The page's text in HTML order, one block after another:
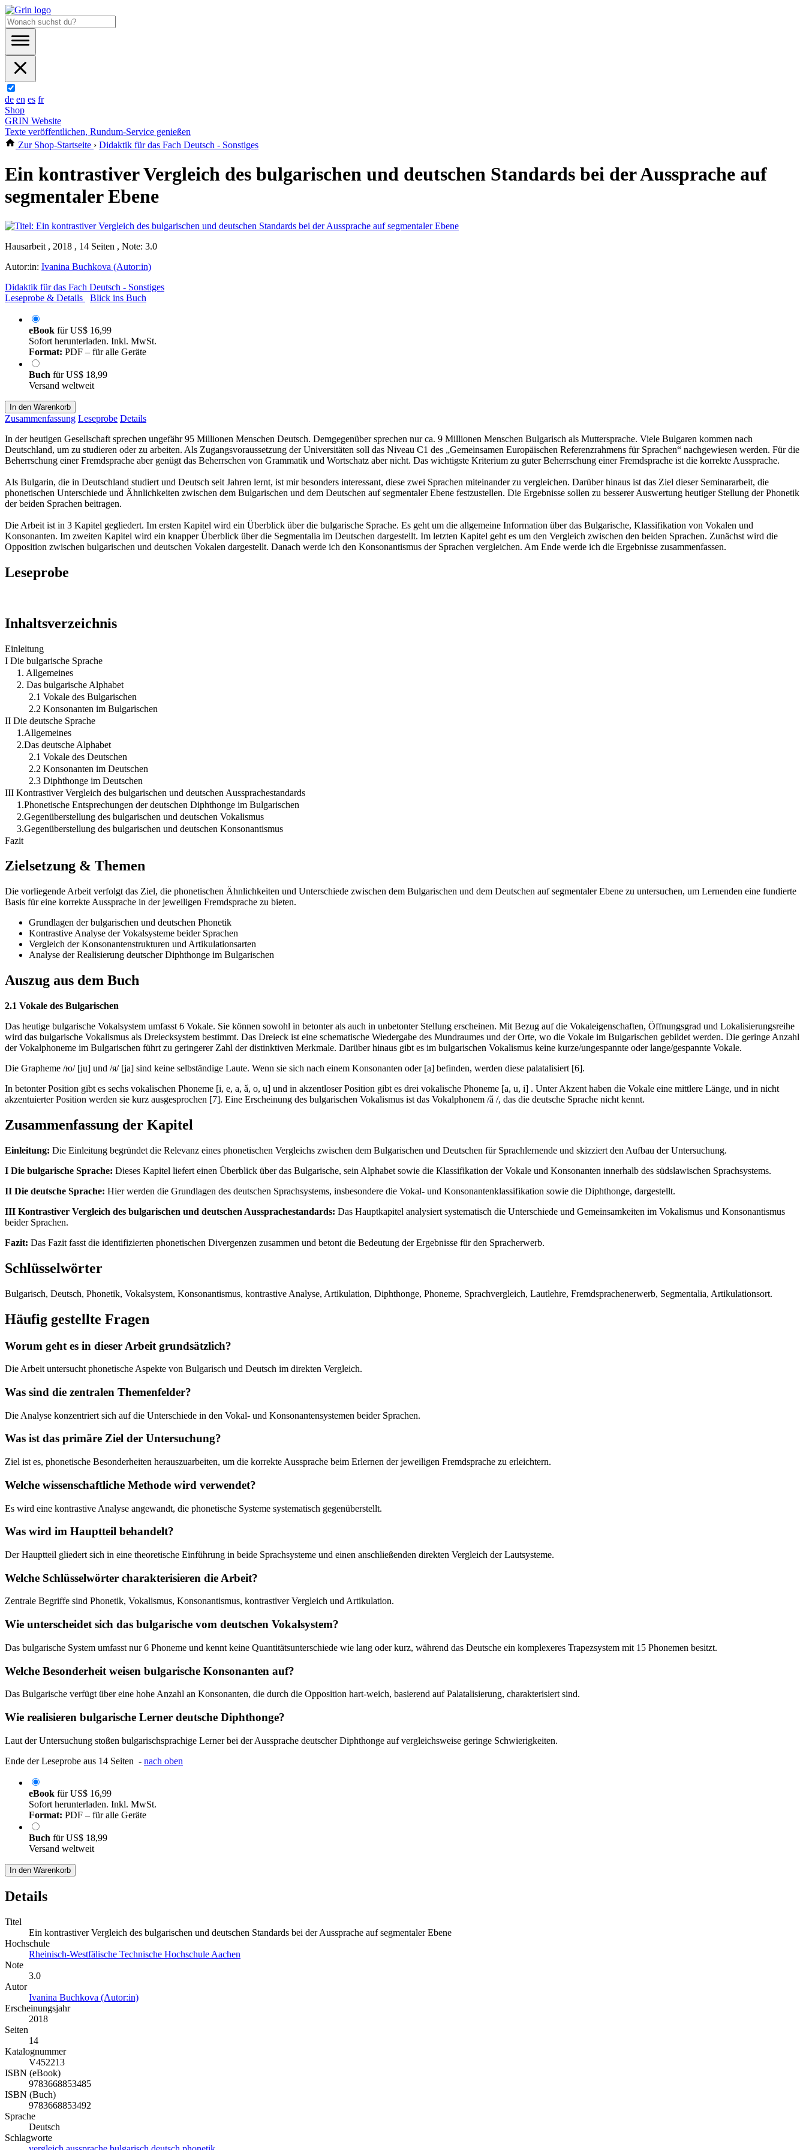
de en es fr
Shop
GRIN Website
Texte veröffentlichen, Rundum-Service genießen
Zur Shop-Startseite › Didaktik für das Fach Deutsch - Sonstiges
Ein kontrastiver Vergleich des bulgarischen und deutschen Standards bei der Aussprache auf
segmentaler Ebene
Hausarbeit , 2018 , 14 Seiten , Note: 3.0
Autor:in: Ivanina Buchkova (Autor:in)
Didaktik für das Fach Deutsch - Sonstiges
Leseprobe & Details
Blick ins Buch
eBook fürUS$ 16,99
Sofort herunterladen. Inkl. MwSt.
Format: PDF – für alle Geräte
Buch fürUS$ 18,99
Versand weltweit
In den Warenkorb
Zusammenfassung Leseprobe Details
In der heutigen Gesellschaft sprechen ungefähr 95 Millionen Menschen Deutsch. Demgegenüber sprechen nur ca. 9 Millionen Menschen Bulgarisch als Muttersprache. Viele Bulgaren kommen nach
Deutschland, um zu studieren oder zu arbeiten. Als Zugangsvoraussetzung der Universitäten soll das Niveau C1 des „Gemeinsamen Europäischen Referenzrahmens für Sprachen“ nachgewiesen werden. Für die
Beherrschung einer Fremdsprache aber genügt das Beherrschen von Grammatik und Wortschatz aber nicht. Das wichtigste Kriterium zu guter Beherrschung einer Fremdsprache ist die korrekte Aussprache.
Als Bulgarin, die in Deutschland studiert und Deutsch seit Jahren lernt, ist mir besonders interessant, diese zwei Sprachen miteinander zu vergleichen. Darüber hinaus ist das Ziel dieser Seminararbeit, die
phonetischen Unterschiede und Ähnlichkeiten zwischen dem Bulgarischen und dem Deutschen auf segmentaler Ebene festzustellen. Die Ergebnisse sollen zu besserer Auswertung heutiger Stellung der Phonetik
der beiden Sprachen beitragen.
Die Arbeit ist in 3 Kapitel gegliedert. Im ersten Kapitel wird ein Überblick über die bulgarische Sprache. Es geht um die allgemeine Information über das Bulgarische, Klassifikation von Vokalen und
Konsonanten. Im zweiten Kapitel wird ein knapper Überblick über die Segmentalia im Deutschen dargestellt. Im letzten Kapitel geht es um den Vergleich zwischen den beiden Sprachen. Zunächst wird die
Opposition zwischen bulgarischen und deutschen Vokalen dargestellt. Danach werde ich den Konsonantismus der Sprachen vergleichen. Am Ende werde ich die Ergebnisse zusammenfassen.
Leseprobe
Inhaltsverzeichnis
Einleitung
I Die bulgarische Sprache
1. Allgemeines
2. Das bulgarische Alphabet
2.1 Vokale des Bulgarischen
2.2 Konsonanten im Bulgarischen
II Die deutsche Sprache
1.Allgemeines
2.Das deutsche Alphabet
2.1 Vokale des Deutschen
2.2 Konsonanten im Deutschen
2.3 Diphthonge im Deutschen
III Kontrastiver Vergleich des bulgarischen und deutschen Aussprachestandards
1.Phonetische Entsprechungen der deutschen Diphthonge im Bulgarischen
2.Gegenüberstellung des bulgarischen und deutschen Vokalismus
3.Gegenüberstellung des bulgarischen und deutschen Konsonantismus
Fazit
Zielsetzung & Themen
Die vorliegende Arbeit verfolgt das Ziel, die phonetischen Ähnlichkeiten und Unterschiede zwischen dem Bulgarischen und dem Deutschen auf segmentaler Ebene zu untersuchen, um Lernenden eine fundierte
Basis für eine korrekte Aussprache in der jeweiligen Fremdsprache zu bieten.
Grundlagen der bulgarischen und deutschen Phonetik
Kontrastive Analyse der Vokalsysteme beider Sprachen
Vergleich der Konsonantenstrukturen und Artikulationsarten
Analyse der Realisierung deutscher Diphthonge im Bulgarischen
Auszug aus dem Buch
2.1 Vokale des Bulgarischen
Das heutige bulgarische Vokalsystem umfasst 6 Vokale. Sie können sowohl in betonter als auch in unbetonter Stellung erscheinen. Mit Bezug auf die Vokaleigenschaften, Öffnungsgrad und Lokalisierungsreihe
wird das bulgarische Vokalismus als Dreiecksystem bestimmt. Das Dreieck ist eine schematische Wiedergabe des Mundraumes und der Orte, wo die Vokale im Bulgarischen gebildet werden. Die geringe Anzahl
der Vokalphoneme im Bulgarischen führt zu geringerer Zahl der distinktiven Merkmale. Darüber hinaus gibt es im bulgarischen Vokalismus keine kurze/ungespannte oder lange/gespannte Vokale.
Die Grapheme /ю/ [ju] und /я/ [ja] sind keine selbständige Laute. Wenn sie sich nach einem Konsonanten oder [a] befinden, werden diese palatalisiert [6].
In betonter Position gibt es sechs vokalischen Phoneme [i, e, a, ǎ, o, u] und in akzentloser Position gibt es drei vokalische Phoneme [a, u, i] . Unter Akzent haben die Vokale eine mittlere Länge, und in nicht
akzentuierter Position werden sie kurz ausgesprochen [7]. Eine Erscheinung des bulgarischen Vokalismus ist das Vokalphonem /ǎ /, das die deutsche Sprache nicht kennt.
Zusammenfassung der Kapitel
Einleitung: Die Einleitung begründet die Relevanz eines phonetischen Vergleichs zwischen dem Bulgarischen und Deutschen für Sprachlernende und skizziert den Aufbau der Untersuchung.
I Die bulgarische Sprache: Dieses Kapitel liefert einen Überblick über das Bulgarische, sein Alphabet sowie die Klassifikation der Vokale und Konsonanten innerhalb des südslawischen Sprachsystems.
II Die deutsche Sprache: Hier werden die Grundlagen des deutschen Sprachsystems, insbesondere die Vokal- und Konsonantenklassifikation sowie die Diphthonge, dargestellt.
III Kontrastiver Vergleich des bulgarischen und deutschen Aussprachestandards: Das Hauptkapitel analysiert systematisch die Unterschiede und Gemeinsamkeiten im Vokalismus und Konsonantismus
beider Sprachen.
Fazit: Das Fazit fasst die identifizierten phonetischen Divergenzen zusammen und betont die Bedeutung der Ergebnisse für den Spracherwerb.
Schlüsselwörter
Bulgarisch, Deutsch, Phonetik, Vokalsystem, Konsonantismus, kontrastive Analyse, Artikulation, Diphthonge, Phoneme, Sprachvergleich, Lautlehre, Fremdsprachenerwerb, Segmentalia, Artikulationsort.
Häufig gestellte Fragen
Worum geht es in dieser Arbeit grundsätzlich?
Die Arbeit untersucht phonetische Aspekte von Bulgarisch und Deutsch im direkten Vergleich.
Was sind die zentralen Themenfelder?
Die Analyse konzentriert sich auf die Unterschiede in den Vokal- und Konsonantensystemen beider Sprachen.
Was ist das primäre Ziel der Untersuchung?
Ziel ist es, phonetische Besonderheiten herauszuarbeiten, um die korrekte Aussprache beim Erlernen der jeweiligen Fremdsprache zu erleichtern.
Welche wissenschaftliche Methode wird verwendet?
Es wird eine kontrastive Analyse angewandt, die phonetische Systeme systematisch gegenüberstellt.
Was wird im Hauptteil behandelt?
Der Hauptteil gliedert sich in eine theoretische Einführung in beide Sprachsysteme und einen anschließenden direkten Vergleich der Lautsysteme.
Welche Schlüsselwörter charakterisieren die Arbeit?
Zentrale Begriffe sind Phonetik, Vokalismus, Konsonantismus, kontrastiver Vergleich und Artikulation.
Wie unterscheidet sich das bulgarische vom deutschen Vokalsystem?
Das bulgarische System umfasst nur 6 Phoneme und kennt keine Quantitätsunterschiede wie lang oder kurz, während das Deutsche ein komplexeres Trapezsystem mit 15 Phonemen besitzt.
Welche Besonderheit weisen bulgarische Konsonanten auf?
Das Bulgarische verfügt über eine hohe Anzahl an Konsonanten, die durch die Opposition hart-weich, basierend auf Palatalisierung, charakterisiert sind.
Wie realisieren bulgarische Lerner deutsche Diphthonge?
Laut der Untersuchung stoßen bulgarischsprachige Lerner bei der Aussprache deutscher Diphthonge auf vergleichsweise geringe Schwierigkeiten.
Ende der Leseprobe aus 14 Seiten - nach oben
eBook fürUS$ 16,99
Sofort herunterladen. Inkl. MwSt.
Format: PDF – für alle Geräte
Buch fürUS$ 18,99
Versand weltweit
In den Warenkorb
Details
Titel
Ein kontrastiver Vergleich des bulgarischen und deutschen Standards bei der Aussprache auf segmentaler Ebene
Hochschule
Rheinisch-Westfälische Technische Hochschule Aachen
Note
3.0
Autor
Ivanina Buchkova (Autor:in)
Erscheinungsjahr
2018
Seiten
14
Katalognummer
V452213
ISBN (eBook)
9783668853485
ISBN (Buch)
9783668853492
Sprache
Deutsch
Schlagworte